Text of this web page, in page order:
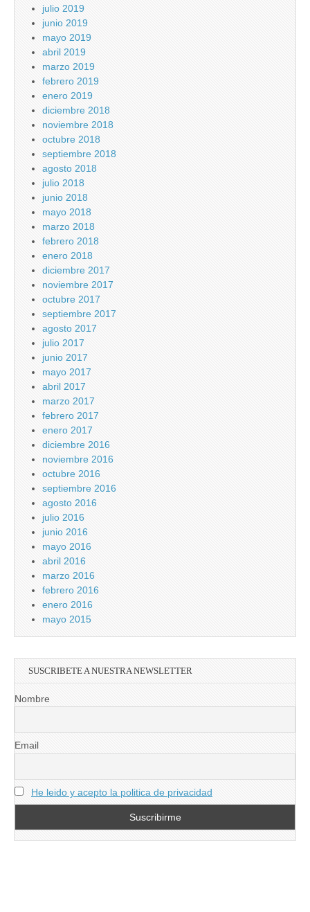
julio 2019
junio 2019
mayo 2019
abril 2019
marzo 2019
febrero 2019
enero 2019
diciembre 2018
noviembre 2018
octubre 2018
septiembre 2018
agosto 2018
julio 2018
junio 2018
mayo 2018
marzo 2018
febrero 2018
enero 2018
diciembre 2017
noviembre 2017
octubre 2017
septiembre 2017
agosto 2017
julio 2017
junio 2017
mayo 2017
abril 2017
marzo 2017
febrero 2017
enero 2017
diciembre 2016
noviembre 2016
octubre 2016
septiembre 2016
agosto 2016
julio 2016
junio 2016
mayo 2016
abril 2016
marzo 2016
febrero 2016
enero 2016
mayo 2015
SUSCRIBETE A NUESTRA NEWSLETTER
Nombre
Email
He leido y acepto la politica de privacidad